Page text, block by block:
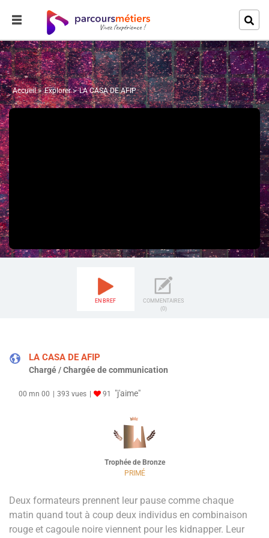
Accueil Explorer LA CASA DE AFIP
EN BREF
COMMENTAIRES
(0)
LA CASA DE AFIP
Chargé / Chargée de communication
00 mn 00 393 vues 91 "j'aime"
Trophée de Bronze
PRIMÉ
Deux formateurs prennent leur pause comme chaque
matin quand tout à coup deux individus en combinaison
rouge et cagoule noire viennent pour les kidnapper. Leur